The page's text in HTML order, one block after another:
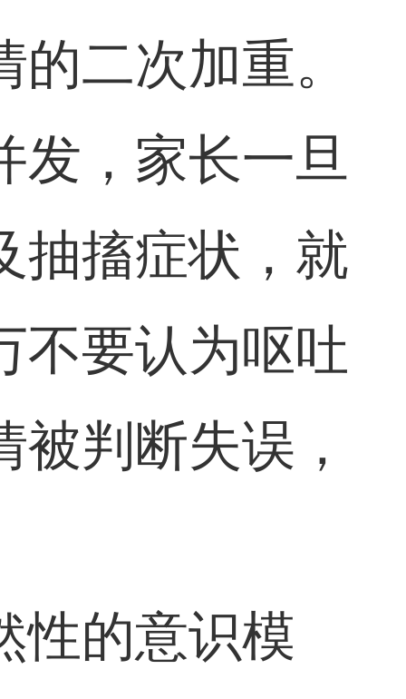
二次加重。
发，家长一旦
抽搐症状，就
不要认为呕吐
判断失误，
性的意识模